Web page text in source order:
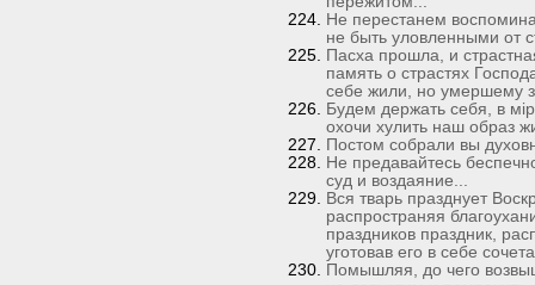
Не перестанем
не быть уловленными от
Пасха прошла, и
память о страстях
себе жили, но умершему
Будем держать себя, в
охочи хулить наш образ
Постом собрали вы
Не предавайтесь
суд и воздаяние...
Вся тварь празднует
распространяя
праздников праздник,
уготовав его в себе
Помышляя, до чего